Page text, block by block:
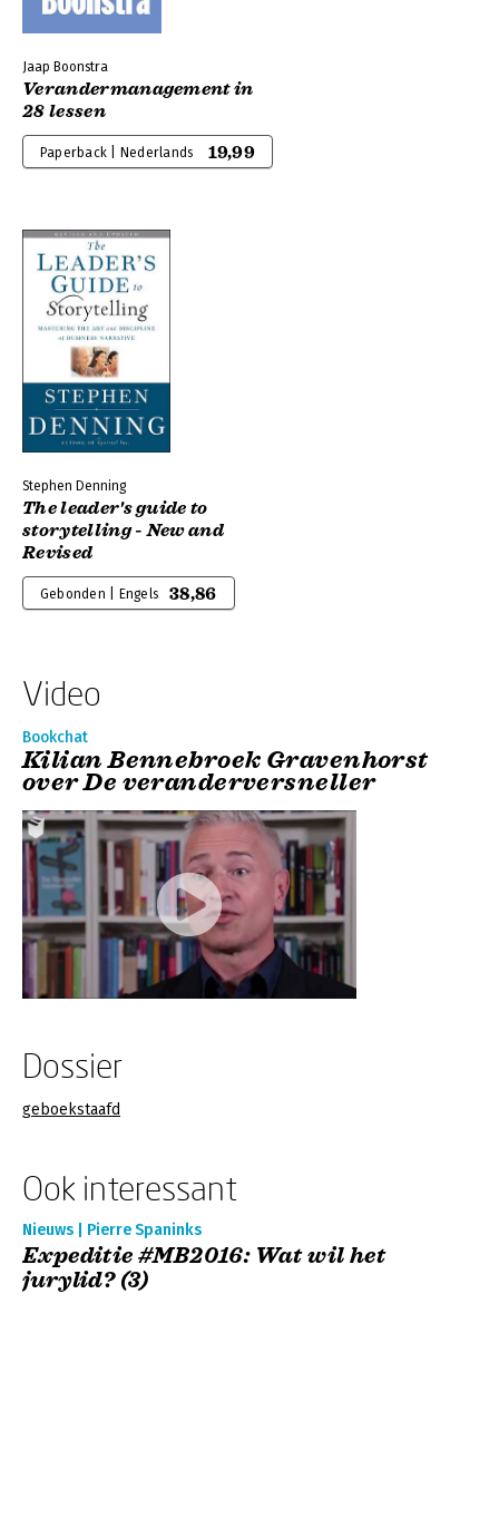
Jaap Boonstra
Verandermanagement in
28 lessen
Paperback | Nederlands 19,99
Stephen Denning
The leader's guide to
storytelling - New and
Revised
Gebonden | Engels 38,86
Video
Bookchat
Kilian Bennebroek Gravenhorst
over De veranderversneller
Dossier
geboekstaafd
Ook interessant
Nieuws | Pierre Spaninks
Expeditie #MB2016: Wat wil het
jurylid? (3)